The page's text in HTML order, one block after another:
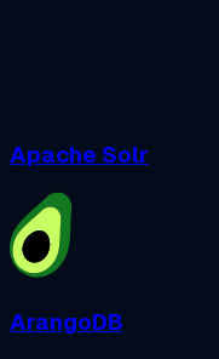
Apache Solr
ArangoDB